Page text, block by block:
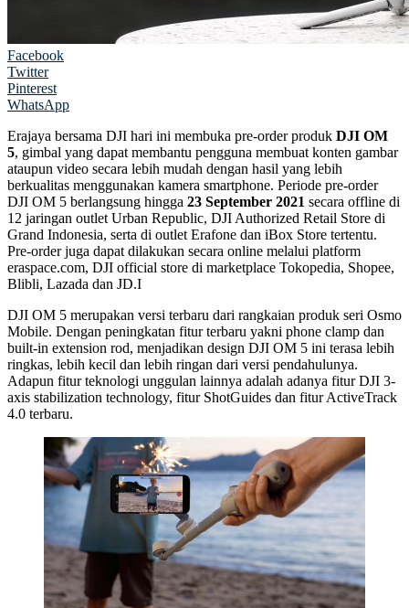
Facebook
Twitter
Pinterest
WhatsApp
Erajaya bersama DJI hari ini membuka pre-order produk DJI OM
5, gimbal yang dapat membantu pengguna membuat konten gambar
ataupun video secara lebih mudah dengan hasil yang lebih
berkualitas menggunakan kamera smartphone. Periode pre-order
DJI OM 5 berlangsung hingga 23 September 2021 secara offline di
12 jaringan outlet Urban Republic, DJI Authorized Retail Store di
Grand Indonesia, serta di outlet Erafone dan iBox Store tertentu.
Pre-order juga dapat dilakukan secara online melalui platform
eraspace.com, DJI official store di marketplace Tokopedia, Shopee,
Blibli, Lazada dan JD.I
DJI OM 5 merupakan versi terbaru dari rangkaian produk seri Osmo
Mobile. Dengan peningkatan fitur terbaru yakni phone clamp dan
built-in extension rod, menjadikan design DJI OM 5 ini terasa lebih
ringkas, lebih kecil dan lebih ringan dari versi pendahulunya.
Adapun fitur teknologi unggulan lainnya adalah adanya fitur DJI 3-
axis stabilization technology, fitur ShotGuides dan fitur ActiveTrack
4.0 terbaru.